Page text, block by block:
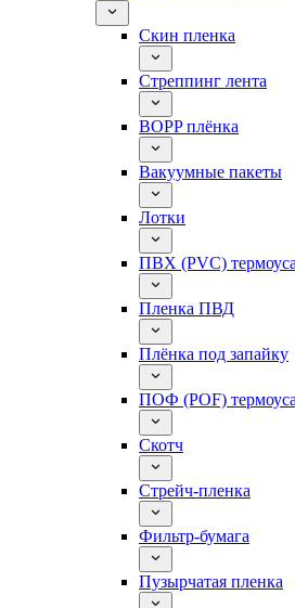
Скин пленка
Стреппинг лента
BOPP плёнка
Вакуумные пакеты
Лотки
ПВХ (PVC)
Пленка ПВД
Плёнка под запайку
ПОФ (POF)
Скотч
Стрейч-пленка
Фильтр-бумага
Пузырчатая пленка